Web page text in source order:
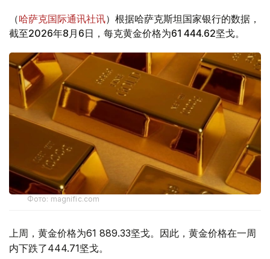
（哈萨克国际通讯社讯）根据哈萨克斯坦国家银行的数据，
截至2026年8月6日，每克黄金价格为61 444.62坚戈。
Фото: magnific.com
上周，黄金价格为61 889.33坚戈。因此，黄金价格在一周
内下跌了444.71坚戈。